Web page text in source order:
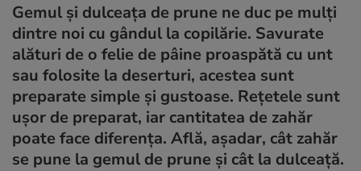
Gemul și dulceața de prune ne duc pe mulți
dintre noi cu gândul la copilărie. Savurate
alături de o felie de pâine proaspătă cu unt
sau folosite la deserturi, acestea sunt
preparate simple și gustoase. Rețetele sunt
ușor de preparat, iar cantitatea de zahăr
poate face diferența. Află, așadar, cât zahăr
se pune la gemul de prune și cât la dulceață.